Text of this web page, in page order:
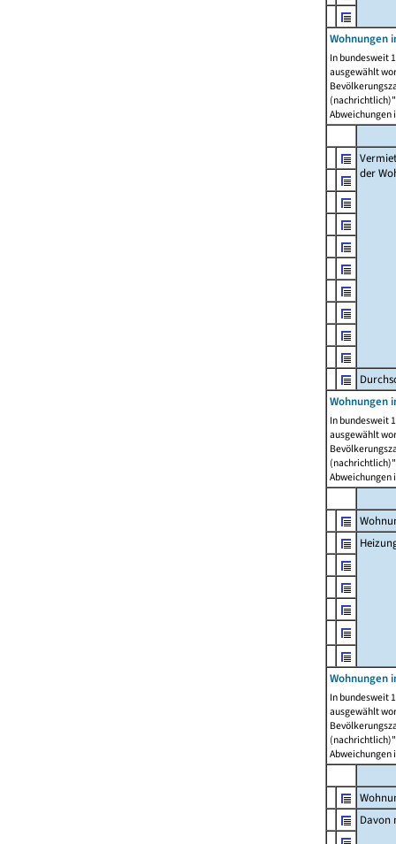
Wohnungen
In bundesweit
ausgewählt
Abweichungen
der
Wohnungen
In bundesweit
ausgewählt
Abweichungen
Wohnungen
In bundesweit
ausgewählt
Abweichungen
Davon